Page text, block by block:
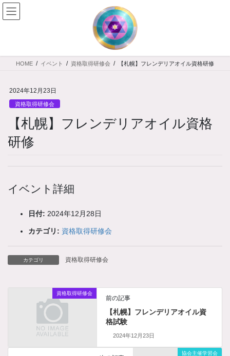
コ
ン
へ
ナ
ビ
ョ
HOME イベント 資格取得研修会 【札幌】フレンデリアオイル資格研修
2024年12月23日
資格取得研修会
【札幌】フレンデリアオイル資格
研修
イベント詳細
日付: 2024年12月28日
カテゴリ: 資格取得研修会
カテゴリ 資格取得研修会
資格取得研修会
前の記事
【札幌】フレンデリアオイル資
格試験
2024年12月23日
協会主催学習会